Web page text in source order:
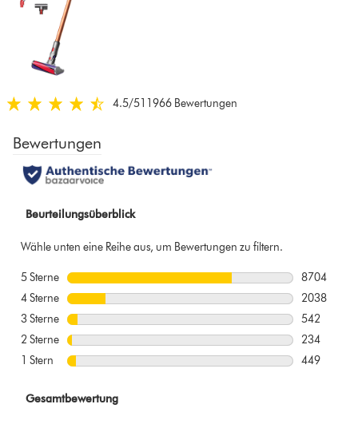
reviews
model
4.5
Sternen
Bewertungen
4.5/511966 Bewertungen